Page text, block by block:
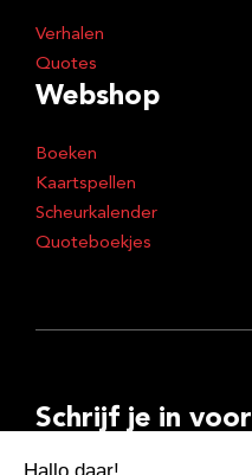
Verhalen
Quotes
Webshop
Boeken
Kaartspellen
Scheurkalender
Quoteboekjes
Schrijf je in